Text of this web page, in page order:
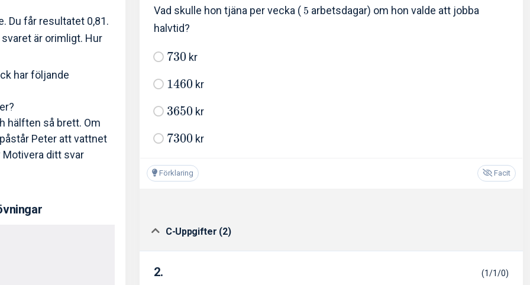
Du får resultatet 0,81.
är orimligt. Hur
har följande
hälften så brett. Om
Peter att vattnet
Motivera ditt svar
Vad skulle hon tjäna per vecka ( 5 arbetsdagar) om hon valde att jobba
halvtid?
730 kr
1460 kr
3650 kr
7300 kr
Förklaring Facit
C-Uppgifter (2)
2. (1/1/0)